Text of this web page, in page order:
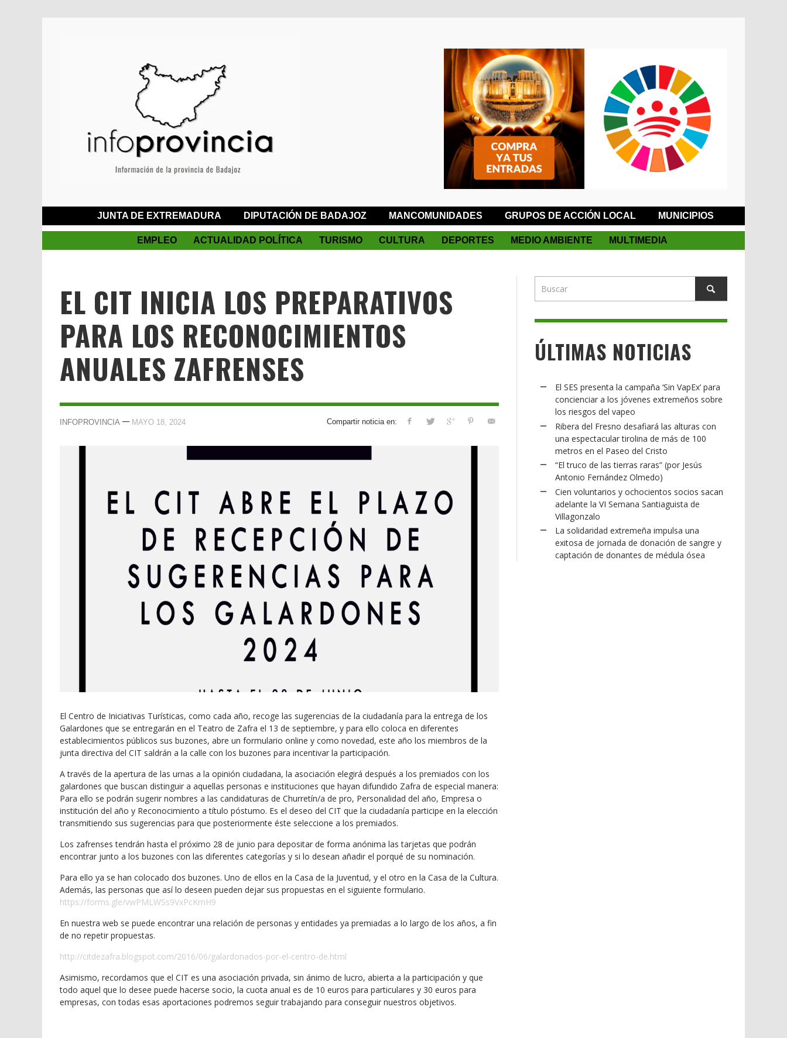
JUNTA DE EXTREMADURA DIPUTACIÓN DE BADAJOZ MANCOMUNIDADES GRUPOS DE ACCIÓN LOCAL MUNICIPIOS
EMPLEO ACTUALIDAD POLÍTICA TURISMO CULTURA DEPORTES MEDIO AMBIENTE MULTIMEDIA
EL CIT INICIA LOS PREPARATIVOS
PARA LOS RECONOCIMIENTOS
ANUALES ZAFRENSES
Compartir noticia en:
INFOPROVINCIA — MAYO 18, 2024
El Centro de Iniciativas Turísticas, como cada año, recoge las sugerencias de la ciudadanía para la entrega de los
Galardones que se entregarán en el Teatro de Zafra el 13 de septiembre, y para ello coloca en diferentes
establecimientos públicos sus buzones, abre un formulario online y como novedad, este año los miembros de la
junta directiva del CIT saldrán a la calle con los buzones para incentivar la participación.
A través de la apertura de las urnas a la opinión ciudadana, la asociación elegirá después a los premiados con los
galardones que buscan distinguir a aquellas personas e instituciones que hayan difundido Zafra de especial manera:
Para ello se podrán sugerir nombres a las candidaturas de Churretín/a de pro, Personalidad del año, Empresa o
institución del año y Reconocimiento a título póstumo. Es el deseo del CIT que la ciudadanía participe en la elección
transmitiendo sus sugerencias para que posteriormente éste seleccione a los premiados.
Los zafrenses tendrán hasta el próximo 28 de junio para depositar de forma anónima las tarjetas que podrán
encontrar junto a los buzones con las diferentes categorías y si lo desean añadir el porqué de su nominación.
Para ello ya se han colocado dos buzones. Uno de ellos en la Casa de la Juventud, y el otro en la Casa de la Cultura.
Además, las personas que así lo deseen pueden dejar sus propuestas en el siguiente formulario.
https://forms.gle/vwPMLWSs9VxPcKmH9
En nuestra web se puede encontrar una relación de personas y entidades ya premiadas a lo largo de los años, a fin
de no repetir propuestas.
http://citdezafra.blogspot.com/2016/06/galardonados-por-el-centro-de.html
Asimismo, recordamos que el CIT es una asociación privada, sin ánimo de lucro, abierta a la participación y que
todo aquel que lo desee puede hacerse socio, la cuota anual es de 10 euros para particulares y 30 euros para
empresas, con todas esas aportaciones podremos seguir trabajando para conseguir nuestros objetivos.
ÚLTIMAS NOTICIAS
El SES presenta la campaña ‘Sin VapEx’ para
concienciar a los jóvenes extremeños sobre
los riesgos del vapeo
Ribera del Fresno desafiará las alturas con
una espectacular tirolina de más de 100
metros en el Paseo del Cristo
“El truco de las tierras raras” (por Jesús
Antonio Fernández Olmedo)
Cien voluntarios y ochocientos socios sacan
adelante la VI Semana Santiaguista de
Villagonzalo
La solidaridad extremeña impulsa una
exitosa de jornada de donación de sangre y
captación de donantes de médula ósea